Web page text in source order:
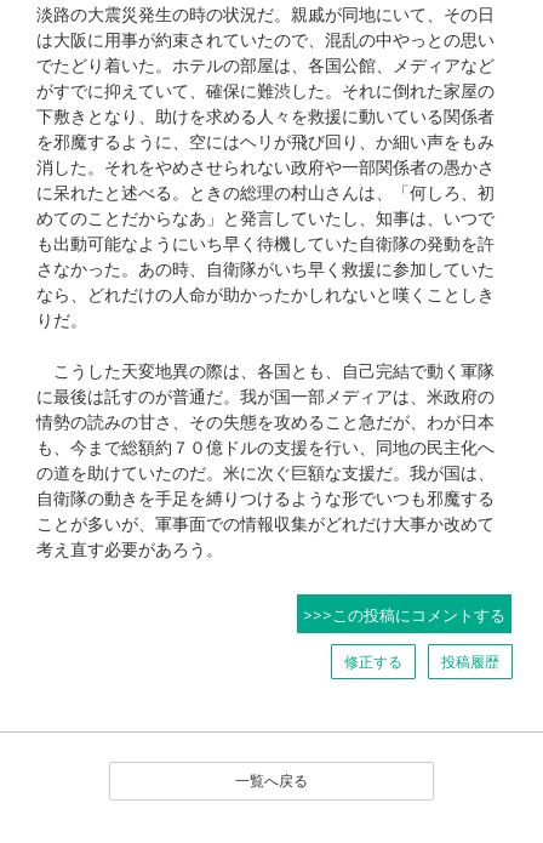
淡路の大震災発生の時の状況だ。親戚が同地にいて、その日
は大阪に用事が約束されていたので、混乱の中やっとの思い
でたどり着いた。ホテルの部屋は、各国公館、メディアなど
がすでに抑えていて、確保に難渋した。それに倒れた家屋の
下敷きとなり、助けを求める人々を救援に動いている関係者
を邪魔するように、空にはヘリが飛び回り、か細い声をもみ
消した。それをやめさせられない政府や一部関係者の愚かさ
に呆れたと述べる。ときの総理の村山さんは、「何しろ、初
めてのことだからなあ」と発言していたし、知事は、いつで
も出動可能なようにいち早く待機していた自衛隊の発動を許
さなかった。あの時、自衛隊がいち早く救援に参加していた
なら、どれだけの人命が助かったかしれないと嘆くことしき
りだ。
こうした天変地異の際は、各国とも、自己完結で動く軍隊
に最後は託すのが普通だ。我が国一部メディアは、米政府の
情勢の読みの甘さ、その失態を攻めること急だが、わが日本
も、今まで総額約７０億ドルの支援を行い、同地の民主化へ
の道を助けていたのだ。米に次ぐ巨額な支援だ。我が国は、
自衛隊の動きを手足を縛りつけるような形でいつも邪魔する
ことが多いが、軍事面での情報収集がどれだけ大事か改めて
考え直す必要があろう。
>>>この投稿にコメントする
修正する 投稿履歴
一覧へ戻る